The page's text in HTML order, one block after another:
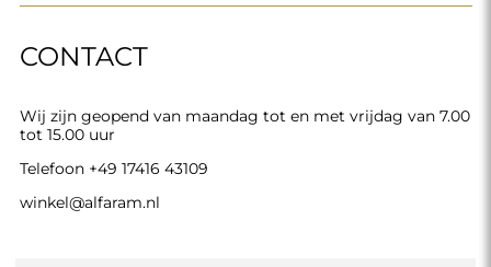
CONTACT
Wij zijn geopend van maandag tot en met vrijdag van 7.00
tot 15.00 uur
Telefoon +49 17416 43109
winkel@alfaram.nl